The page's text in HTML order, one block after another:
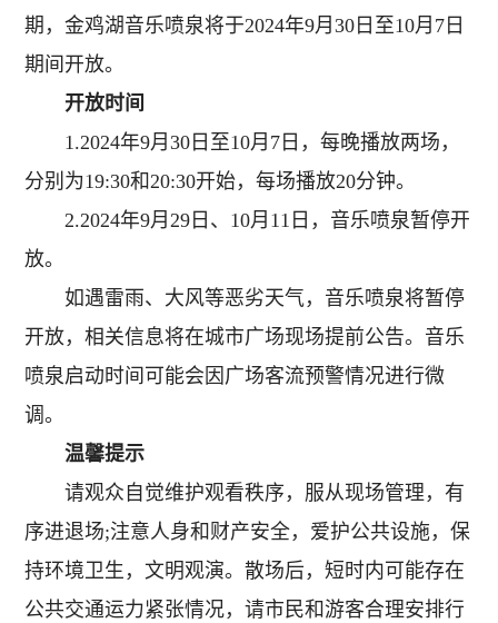
期，金鸡湖音乐喷泉将于2024年9月30日至10月7日
期间开放。
开放时间
1.2024年9月30日至10月7日，每晚播放两场，
分别为19:30和20:30开始，每场播放20分钟。
2.2024年9月29日、10月11日，音乐喷泉暂停开
放。
如遇雷雨、大风等恶劣天气，音乐喷泉将暂停
开放，相关信息将在城市广场现场提前公告。音乐
喷泉启动时间可能会因广场客流预警情况进行微
调。
温馨提示
请观众自觉维护观看秩序，服从现场管理，有
序进退场;注意人身和财产安全，爱护公共设施，保
持环境卫生，文明观演。散场后，短时内可能存在
公共交通运力紧张情况，请市民和游客合理安排行